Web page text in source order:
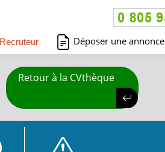
Recruteur Déposer une annonce
Retour à la CVthèque